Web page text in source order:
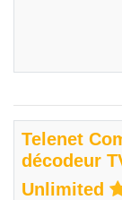
Telenet
décodeur
Unlimited